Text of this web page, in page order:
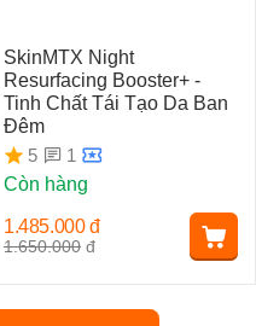
SkinMTX Night
Resurfacing Booster+ -
Tinh Chất Tái Tạo Da Ban
Đêm
5
1
Còn hàng
1.650.000 đ
1.485.000 đ